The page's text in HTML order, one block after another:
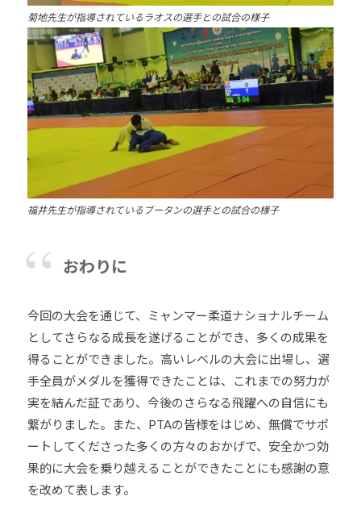
菊地先生が指導されているラオスの選手との試合の様子
福井先生が指導されているブータンの選手との試合の様子
おわりに
今回の大会を通じて、ミャンマー柔道ナショナルチーム
としてさらなる成長を遂げることができ、多くの成果を
得ることができました。高いレベルの大会に出場し、選
手全員がメダルを獲得できたことは、これまでの努力が
実を結んだ証であり、今後のさらなる飛躍への自信にも
繋がりました。また、PTAの皆様をはじめ、無償でサポ
ートしてくださった多くの方々のおかげで、安全かつ効
果的に大会を乗り越えることができたことにも感謝の意
を改めて表します。